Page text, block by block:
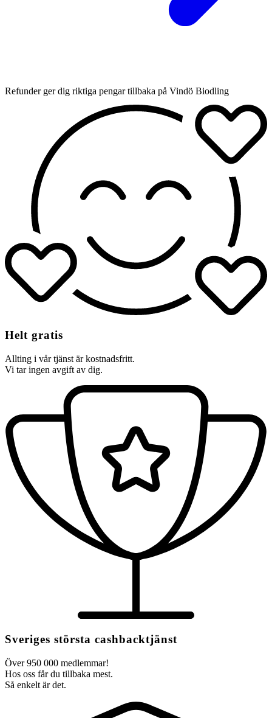
Refunder ger dig riktiga pengar tillbaka på Vindö Biodling
Helt gratis
Allting i vår tjänst är kostnadsfritt.
Vi tar ingen avgift av dig.
Sveriges största cashbacktjänst
Över 950 000 medlemmar!
Hos oss får du tillbaka mest.
Så enkelt är det.